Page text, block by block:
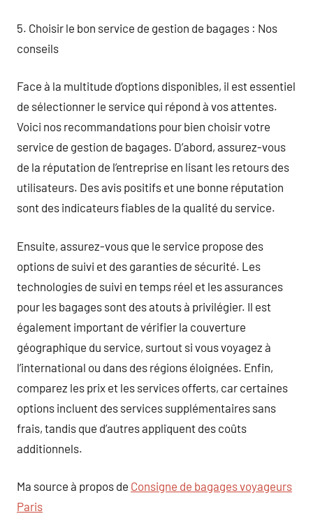
5. Choisir le bon service de gestion de bagages : Nos
conseils
Face à la multitude d’options disponibles, il est essentiel
de sélectionner le service qui répond à vos attentes.
Voici nos recommandations pour bien choisir votre
service de gestion de bagages. D’abord, assurez-vous
de la réputation de l’entreprise en lisant les retours des
utilisateurs. Des avis positifs et une bonne réputation
sont des indicateurs fiables de la qualité du service.
Ensuite, assurez-vous que le service propose des
options de suivi et des garanties de sécurité. Les
technologies de suivi en temps réel et les assurances
pour les bagages sont des atouts à privilégier. Il est
également important de vérifier la couverture
géographique du service, surtout si vous voyagez à
l’international ou dans des régions éloignées. Enfin,
comparez les prix et les services offerts, car certaines
options incluent des services supplémentaires sans
frais, tandis que d’autres appliquent des coûts
additionnels.
Ma source à propos de Consigne de bagages voyageurs
Paris